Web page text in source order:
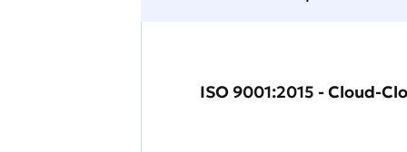
ISO 9001:2015 - Cloud-